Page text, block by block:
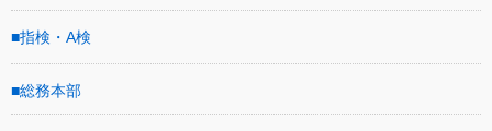
指検・A検
総務本部